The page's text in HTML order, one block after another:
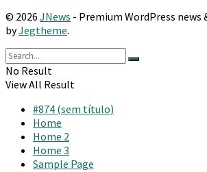
© 2026 JNews - Premium WordPress news
byJegtheme.
No Result
View All Result
#874 (sem título)
Home
Home 2
Home 3
Sample Page